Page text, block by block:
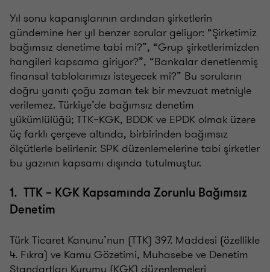
Yıl sonu kapanışlarının ardından şirketlerin
gündemine her yıl benzer sorular geliyor: “Şirketimiz
bağımsız denetime tabi mi?”, “Grup şirketlerimizden
hangileri kapsama giriyor?”, “Bankalar denetlenmiş
finansal tablolarımızı isteyecek mi?” Bu soruların
doğru yanıtı çoğu zaman tek bir mevzuat metniyle
verilemez. Türkiye’de bağımsız denetim
yükümlülüğü; TTK–KGK, BDDK ve EPDK olmak üzere
üç farklı çerçeve altında, birbirinden bağımsız
ölçütlerle belirlenir. SPK düzenlemelerine tabi şirketler
bu yazının kapsamı dışında tutulmuştur.
1. TTK – KGK Kapsamında Zorunlu Bağımsız
Denetim
Türk Ticaret Kanunu’nun (TTK) 397. Maddesi (özellikle
4. Fıkra) ve Kamu Gözetimi, Muhasebe ve Denetim
Standartları Kurumu (KGK) düzenlemeleri